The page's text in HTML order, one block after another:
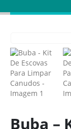
Buba –